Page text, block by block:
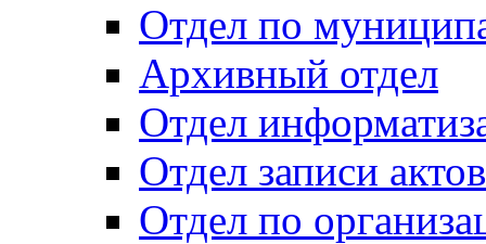
Отдел по
Архивный отдел
Отдел
Отдел записи
Отдел по